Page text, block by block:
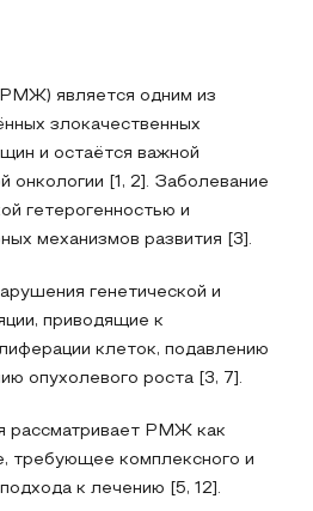
является одним из
злокачественных
и остаётся важной
онкологии [1, 2]. Заболевание
гетерогенностью и
механизмов развития [3].
генетической и
приводящие к
клеток, подавлению
опухолевого роста [3, 7].
рассматривает РМЖ как
требующее комплексного и
к лечению [5, 12].